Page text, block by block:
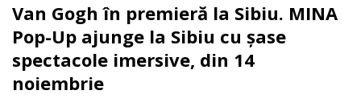
Van Gogh în premieră la Sibiu. MINA
Pop-Up ajunge la Sibiu cu șase
spectacole imersive, din 14
noiembrie